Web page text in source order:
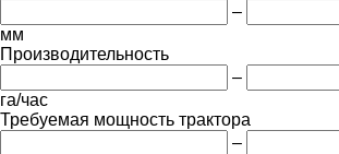
–
мм
Производительность
–
га/час
Требуемая мощность трактора
–